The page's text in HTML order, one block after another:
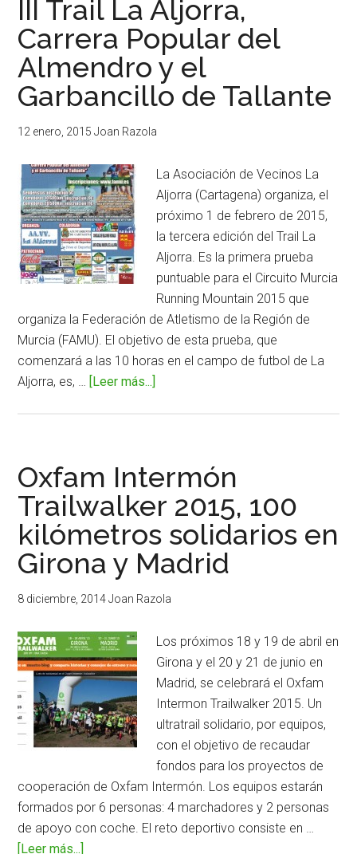
2015,
corre,
marcha
o
camina
III Trail La Aljorra,
Carrera Popular del
Almendro y el
Garbancillo de Tallante
12 enero, 2015 Joan Razola
La Asociación de Vecinos La
Aljorra (Cartagena) organiza, el
próximo 1 de febrero de 2015,
la tercera edición del Trail La
Aljorra. Es la primera prueba
puntuable para el Circuito Murcia
Running Mountain 2015 que
organiza la Federación de Atletismo de la Región de
Murcia (FAMU). El objetivo de esta prueba, que
comenzará a las 10 horas en el campo de futbol de La
Aljorra, es, … [Leer más...]
Carrera
Popular
del
Almendro
y
Tallante
Oxfam Intermón
Trailwalker 2015, 100
kilómetros solidarios en
Girona y Madrid
8 diciembre, 2014 Joan Razola
Los próximos 18 y 19 de abril en
Girona y el 20 y 21 de junio en
Madrid, se celebrará el Oxfam
Intermon Trailwalker 2015. Un
ultratrail solidario, por equipos,
con el objetivo de recaudar
fondos para los proyectos de
cooperación de Oxfam Intermón. Los equipos estarán
formados por 6 personas: 4 marchadores y 2 personas
de apoyo con coche. El reto deportivo consiste en …
[Leer más...]